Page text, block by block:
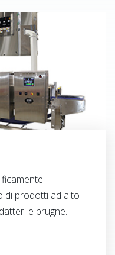
di prodotti ad alto
e prugne.